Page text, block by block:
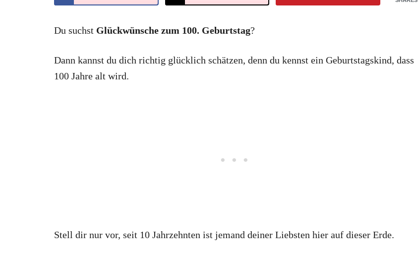
Du suchst Glückwünsche zum 100. Geburtstag?
Dann kannst du dich richtig glücklich schätzen, denn du kennst ein Geburtstagskind, dass
100 Jahre alt wird.
Stell dir nur vor, seit 10 Jahrzehnten ist jemand deiner Liebsten hier auf dieser Erde.